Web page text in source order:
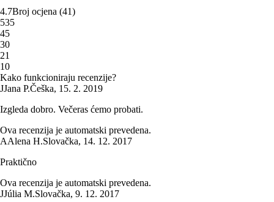
4.7Broj ocjena (41)
535
45
30
21
10
Kako funkcioniraju recenzije?
JJana P.Češka, 15. 2. 2019
Izgleda dobro. Večeras ćemo probati.
Ova recenzija je automatski prevedena.
AAlena H.Slovačka, 14. 12. 2017
Praktično
Ova recenzija je automatski prevedena.
JJúlia M.Slovačka, 9. 12. 2017